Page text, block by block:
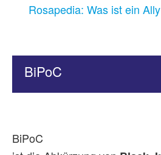
Rosapedia: Was ist ein
BiPoC
BiPoC